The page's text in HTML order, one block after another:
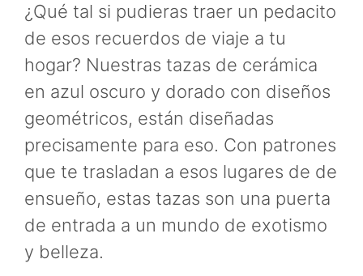
¿Qué tal si pudieras traer un pedacito
de esos recuerdos de viaje a tu
hogar? Nuestras tazas de cerámica
en azul oscuro y dorado con diseños
geométricos, están diseñadas
precisamente para eso. Con patrones
que te trasladan a esos lugares de de
ensueño, estas tazas son una puerta
de entrada a un mundo de exotismo
y belleza.